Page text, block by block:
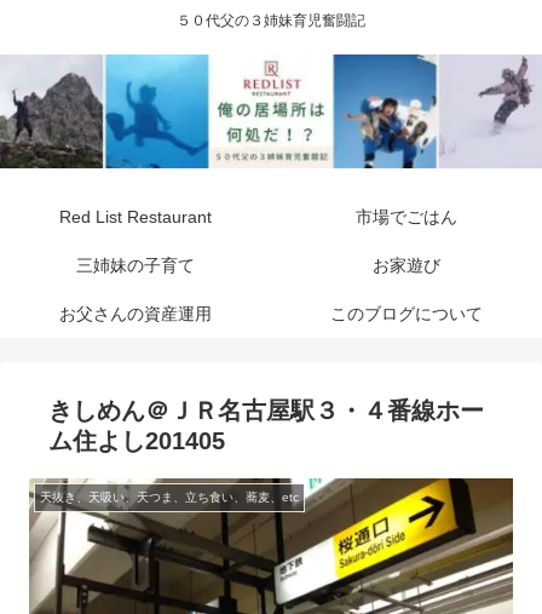
５０代父の３姉妹育児奮闘記
Red List Restaurant 市場でごはん
三姉妹の子育て お家遊び
お父さんの資産運用 このブログについて
きしめん＠ＪＲ名古屋駅３・４番線ホー
ム住よし201405
天抜き、天吸い、天つま、立ち食い、蕎麦、etc